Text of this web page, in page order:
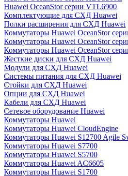
Huawei OceanStor серии VTL6900
Комплектующие для СХД Huawei
Полки расширения для СХД Huawei
Коммутаторы Huawei OceanStor
Коммутаторы Huawei OceanStor
Коммутаторы Huawei OceanStor
Жесткие диски для СХД Huawei
Модули для СХД Huawei
Системы питания для СХД Huawei
Стойки для СХД Huawei
Опции для СХД Huawei
Кабели для СХД Huawei
Сетевое оборудование Huawei
Коммутаторы Huawei
Коммутаторы Huawei CloudEngine
Коммутаторы Huawei S12700 Agile
Коммутаторы Huawei S7700
Коммутаторы Huawei S5700
Коммутаторы Huawei AC6605
Коммутаторы Huawei S1700